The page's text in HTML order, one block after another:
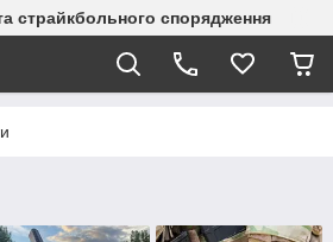
страйкбольного спорядження